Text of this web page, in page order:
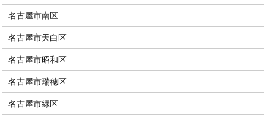
名古屋市南区
名古屋市天白区
名古屋市昭和区
名古屋市瑞穂区
名古屋市緑区